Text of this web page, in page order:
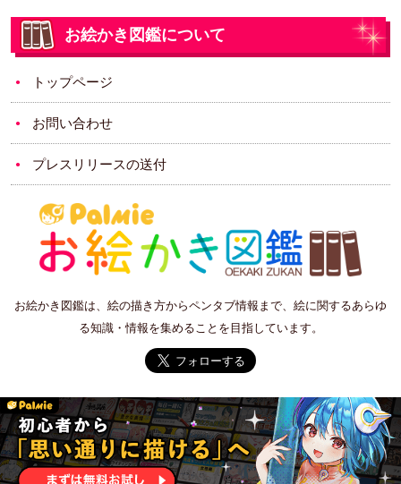
お絵かき図鑑について
トップページ
お問い合わせ
プレスリリースの送付
お絵かき図鑑は、絵の描き方からペンタブ情報まで、絵に関するあらゆ
る知識・情報を集めることを目指しています。